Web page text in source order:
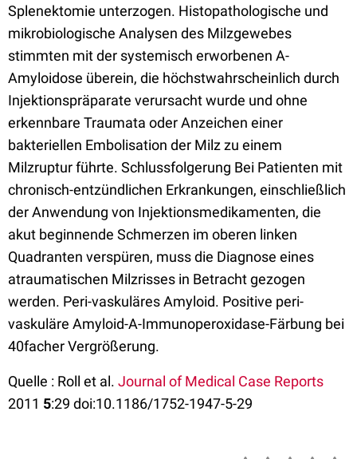
Splenektomie unterzogen. Histopathologische und
mikrobiologische Analysen des Milzgewebes
stimmten mit der systemisch erworbenen A-
Amyloidose überein, die höchstwahrscheinlich durch
Injektionspräparate verursacht wurde und ohne
erkennbare Traumata oder Anzeichen einer
bakteriellen Embolisation der Milz zu einem
Milzruptur führte. Schlussfolgerung Bei Patienten mit
chronisch-entzündlichen Erkrankungen, einschließlich
der Anwendung von Injektionsmedikamenten, die
akut beginnende Schmerzen im oberen linken
Quadranten verspüren, muss die Diagnose eines
atraumatischen Milzrisses in Betracht gezogen
werden. Peri-vaskuläres Amyloid. Positive peri-
vaskuläre Amyloid-A-Immunoperoxidase-Färbung bei
40facher Vergrößerung.
Quelle : Roll et al. Journal of Medical Case Reports
2011 5:29 doi:10.1186/1752-1947-5-29